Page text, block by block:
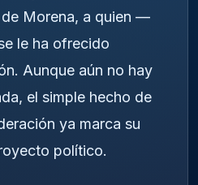
Morena, a quien —
le ha ofrecido
Aunque aún no hay
el simple hecho de
ya marca su
político.